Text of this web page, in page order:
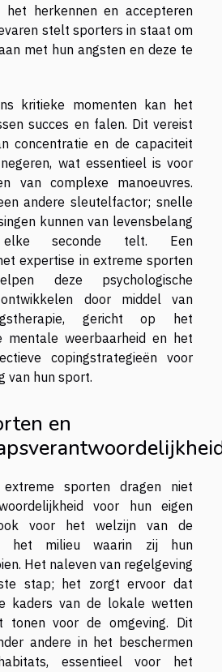
het herkennen en accepteren
stelt sporters in staat om
met hun angsten en deze te
kritieke momenten kan het
succes en falen. Dit vereist
concentratie en de capaciteit
wat essentieel is voor
van complexe manoeuvres.
andere sleutelfactor; snelle
kunnen van levensbelang
seconde telt. Een
expertise in extreme sporten
deze psychologische
door middel van
gericht op het
mentale weerbaarheid en het
copingstrategieën voor
van hun sport.
en
extreme sporten dragen niet
voor hun eigen
voor het welzijn van de
het milieu waarin zij hun
Het naleven van regelgeving
stap; het zorgt ervoor dat
kaders van de lokale wetten
tonen voor de omgeving. Dit
andere in het beschermen
essentieel voor het